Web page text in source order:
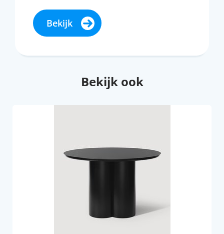
Bekijk
Bekijk ook